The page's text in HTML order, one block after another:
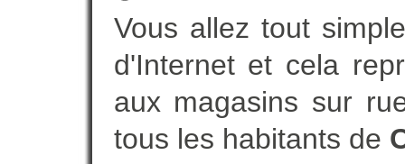
Vous allez tout
d'Internet et cela
aux magasins sur
tous les habitants de